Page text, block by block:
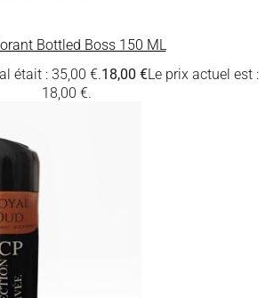
Bottled Boss 150 ML
était : 35,00 €.18,00 €Le prix actuel est :
18,00 €.